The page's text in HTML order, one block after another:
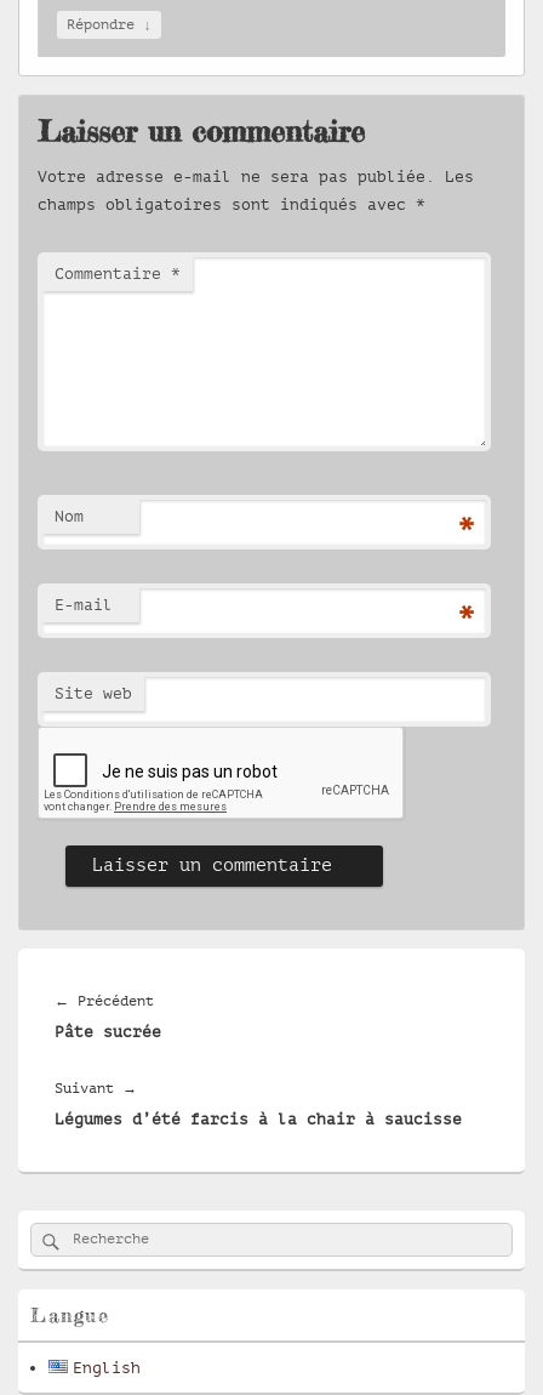
Répondre ↓
Laisser un commentaire
Votre adresse e-mail ne sera pas publiée.
Les
champs obligatoires sont indiqués avec *
Commentaire *
Nom *
E-mail *
Site web
l’article
← PrécédentArticle
précédent :
Pâte sucrée
Suivant →
suivant :
Légumes d’été farcis à la chair à saucisse
Zone
principale
de
pour
latérale
Recherche :
Rechercher
Langue
English